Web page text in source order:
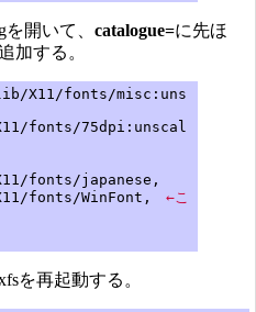
開いて、 catalogue=に先ほ
加する。
X11/fonts/misc:uns
75dpi:unscal
japanese,
WinFont, ←こ
を再起動する。